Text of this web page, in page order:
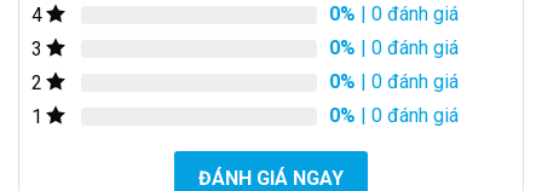
4
0% | 0 đánh giá
3
0% | 0 đánh giá
2
0% | 0 đánh giá
1
0% | 0 đánh giá
ĐÁNH GIÁ NGAY